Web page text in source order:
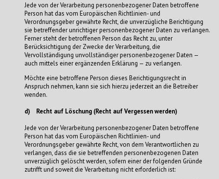
Jede von der Verarbeitung personenbezogener Daten betroffene
Person hat das vom Europäischen Richtlinien- und
Verordnungsgeber gewährte Recht, die unverzügliche Berichtigung
sie betreffender unrichtiger personenbezogener Daten zu verlangen.
Ferner steht der betroffenen Person das Recht zu, unter
Berücksichtigung der Zwecke der Verarbeitung, die
Vervollständigung unvollständiger personenbezogener Daten —
auch mittels einer ergänzenden Erklärung — zu verlangen.
Möchte eine betroffene Person dieses Berichtigungsrecht in
Anspruch nehmen, kann sie sich hierzu jederzeit an die Betreiber
wenden.
d) Recht auf Löschung (Recht auf Vergessen werden)
Jede von der Verarbeitung personenbezogener Daten betroffene
Person hat das vom Europäischen Richtlinien- und
Verordnungsgeber gewährte Recht, von dem Verantwortlichen zu
verlangen, dass die sie betreffenden personenbezogenen Daten
unverzüglich gelöscht werden, sofern einer der folgenden Gründe
zutrifft und soweit die Verarbeitung nicht erforderlich ist: